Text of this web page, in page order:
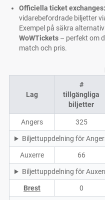
Officiella ticket exchanges:
vidarebefordrade biljetter
Exempel på säkra
WoWTickets – perfekt om
match och pris.
Lag
#
tillgängliga
biljetter
Angers 325
Biljettuppdelning för
Auxerre 66
Biljettuppdelning för
Brest 0